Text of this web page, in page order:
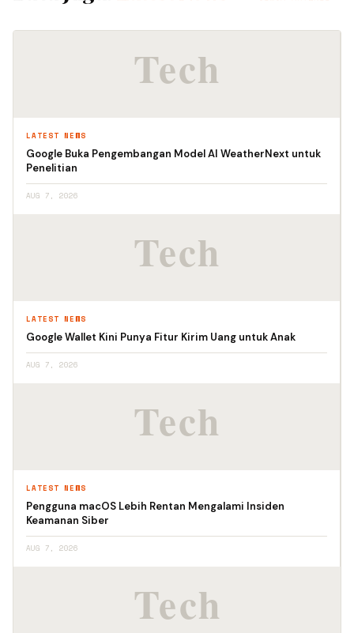
LATEST NEWS
Google Buka Pengembangan Model AI WeatherNext untuk
Penelitian
AUG 7, 2026
LATEST NEWS
Google Wallet Kini Punya Fitur Kirim Uang untuk Anak
AUG 7, 2026
LATEST NEWS
Pengguna macOS Lebih Rentan Mengalami Insiden
Keamanan Siber
AUG 7, 2026